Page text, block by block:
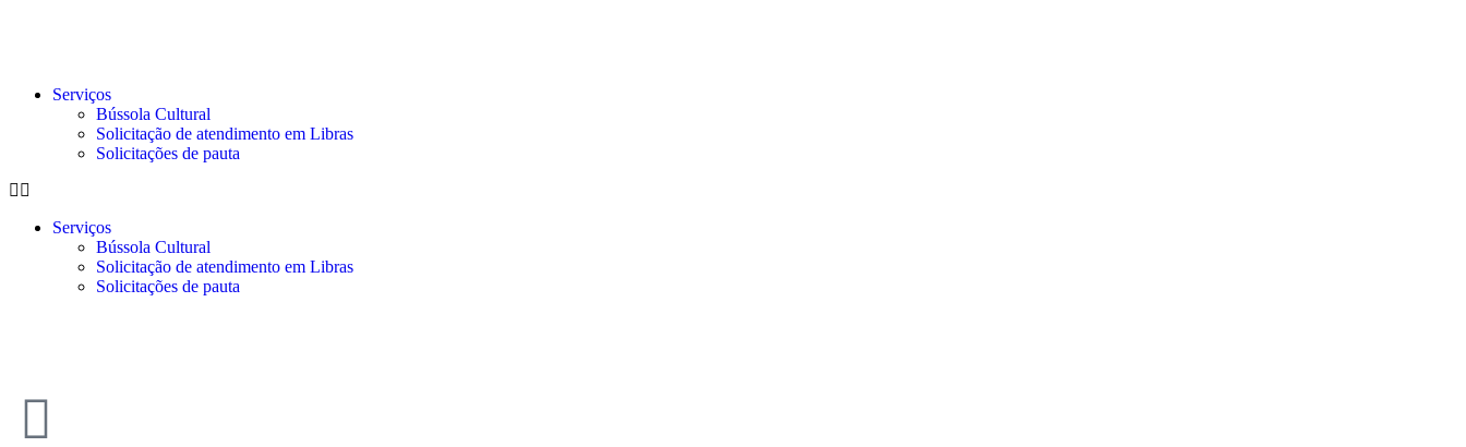
Serviços
Bússola Cultural
Solicitação de atendimento em Libras
Solicitações de pauta
Serviços
Bússola Cultural
Solicitação de atendimento em Libras
Solicitações de pauta